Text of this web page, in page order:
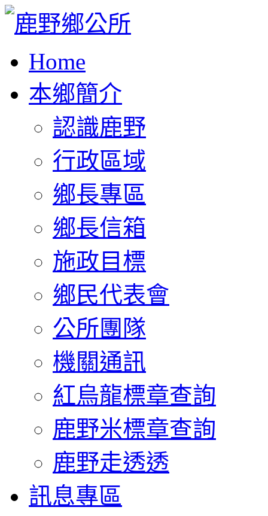
Home
本鄉簡介
認識鹿野
行政區域
鄉長專區
鄉長信箱
施政目標
鄉民代表會
公所團隊
機關通訊
紅烏龍標章查詢
鹿野米標章查詢
鹿野走透透
訊息專區